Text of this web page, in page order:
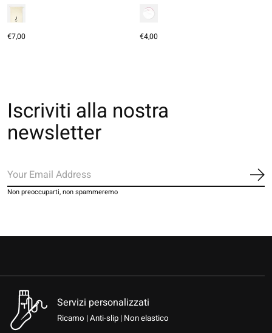
€7,00 €4,00
Iscriviti alla nostra
newsletter
Non preoccuparti, non spammeremo
Servizi personalizzati
Ricamo | Anti-slip | Non elastico